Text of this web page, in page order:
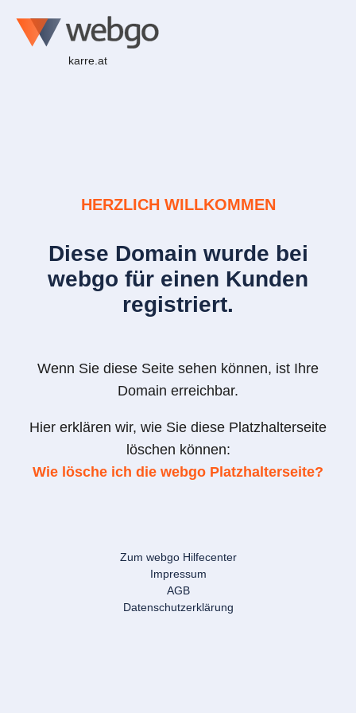
karre.at
HERZLICH WILLKOMMEN
Diese Domain wurde bei
webgo für einen Kunden
registriert.
Wenn Sie diese Seite sehen können, ist Ihre
Domain erreichbar.
Hier erklären wir, wie Sie diese Platzhalterseite
löschen können:
Wie lösche ich die webgo Platzhalterseite?
Zum webgo Hilfecenter
Impressum
AGB
Datenschutzerklärung